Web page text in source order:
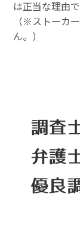
は正当な理由
（※ストーカ
ん。）